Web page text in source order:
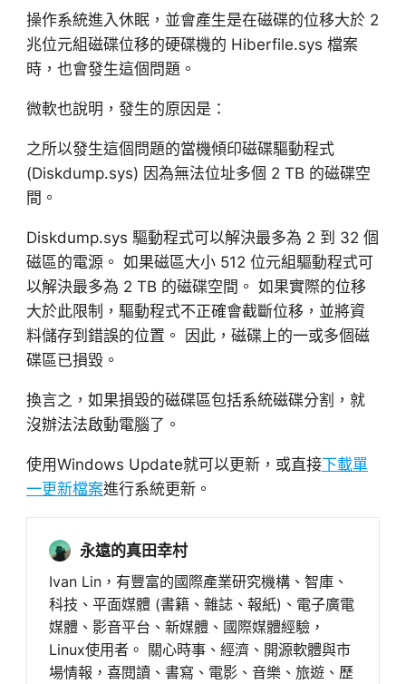
操作系統進入休眠，並會產生是在磁碟的位移大於 2
兆位元組磁碟位移的硬碟機的 Hiberfile.sys 檔案
時，也會發生這個問題。
微軟也說明，發生的原因是：
之所以發生這個問題的當機傾印磁碟驅動程式
(Diskdump.sys) 因為無法位址多個 2 TB 的磁碟空
間。
Diskdump.sys 驅動程式可以解決最多為 2 到 32 個
磁區的電源。 如果磁區大小 512 位元組驅動程式可
以解決最多為 2 TB 的磁碟空間。 如果實際的位移
大於此限制，驅動程式不正確會截斷位移，並將資
料儲存到錯誤的位置。 因此，磁碟上的一或多個磁
碟區已損毀。
換言之，如果損毀的磁碟區包括系統磁碟分割，就
沒辦法法啟動電腦了。
使用Windows Update就可以更新，或直接下載單
一更新檔案進行系統更新。
永遠的真田幸村
Ivan Lin，有豐富的國際產業研究機構、智庫、
科技、平面媒體 (書籍、雜誌、報紙)、電子廣電
媒體、影音平台、新媒體、國際媒體經驗，
Linux使用者。 關心時事、經濟、開源軟體與市
場情報，喜閱讀、書寫、電影、音樂、旅遊、歷